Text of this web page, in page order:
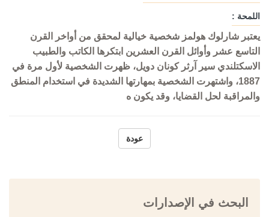
اللمحة :
يعتبر شارلوك هولمز شخصية خيالية لمحقق من أواخر القرن
التاسع عشر وأوائل القرن العشرين ابتكرها الكاتب والطبيب
الاسكتلندي سير آرثر كونان دويل، ظهرت الشخصية لأول مرة في
1887، واشتهرت الشخصية بمهارتها الشديدة في استخدام المنطق
والمراقبة لحل القضايا، وقد يكون ه
عودة
البحث في الإصدارات